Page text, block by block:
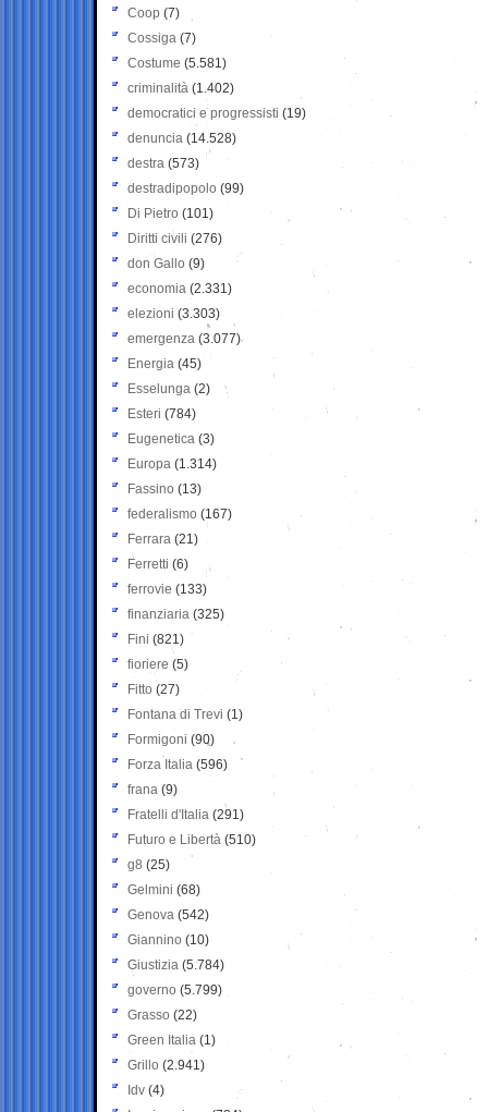
Coop (7)
Cossiga (7)
Costume (5.581)
criminalità (1.402)
democratici e progressisti (19)
denuncia (14.528)
destra (573)
destradipopolo (99)
Di Pietro (101)
Diritti civili (276)
don Gallo (9)
economia (2.331)
elezioni (3.303)
emergenza (3.077)
Energia (45)
Esselunga (2)
Esteri (784)
Eugenetica (3)
Europa (1.314)
Fassino (13)
federalismo (167)
Ferrara (21)
Ferretti (6)
ferrovie (133)
finanziaria (325)
Fini (821)
fioriere (5)
Fitto (27)
Fontana di Trevi (1)
Formigoni (90)
Forza Italia (596)
frana (9)
Fratelli d'Italia (291)
Futuro e Libertà (510)
g8 (25)
Gelmini (68)
Genova (542)
Giannino (10)
Giustizia (5.784)
governo (5.799)
Grasso (22)
Green Italia (1)
Grillo (2.941)
Idv (4)